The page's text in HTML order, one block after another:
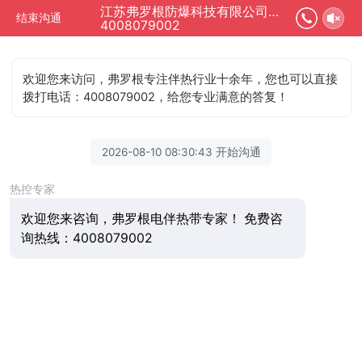
结束沟通
江苏弗罗根防爆科技有限公司正在为您服务
4008079002
欢迎您来访问，弗罗根专注伴热行业十余年，您也可以直接
拨打电话：4008079002，给您专业满意的答复！
2026-08-10 08:30:43 开始沟通
热控专家
欢迎您来咨询，弗罗根电伴热带专家！ 免费咨
询热线：4008079002